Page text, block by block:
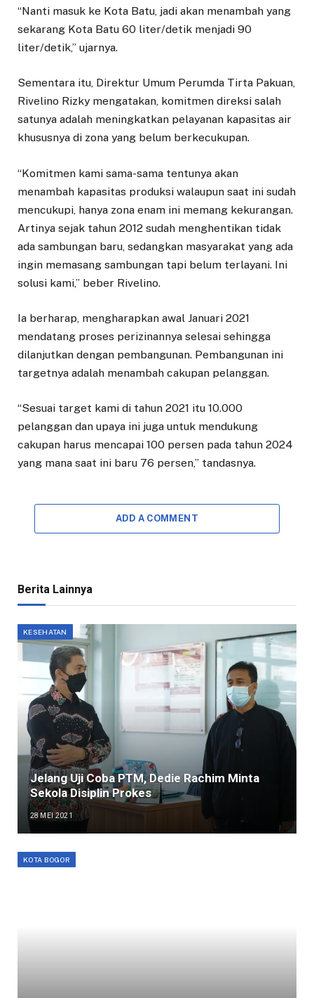
“Nanti masuk ke Kota Batu, jadi akan menambah yang
sekarang Kota Batu 60 liter/detik menjadi 90
liter/detik,” ujarnya.
Sementara itu, Direktur Umum Perumda Tirta Pakuan,
Rivelino Rizky mengatakan, komitmen direksi salah
satunya adalah meningkatkan pelayanan kapasitas air
khususnya di zona yang belum berkecukupan.
“Komitmen kami sama-sama tentunya akan
menambah kapasitas produksi walaupun saat ini sudah
mencukupi, hanya zona enam ini memang kekurangan.
Artinya sejak tahun 2012 sudah menghentikan tidak
ada sambungan baru, sedangkan masyarakat yang ada
ingin memasang sambungan tapi belum terlayani. Ini
solusi kami,” beber Rivelino.
Ia berharap, mengharapkan awal Januari 2021
mendatang proses perizinannya selesai sehingga
dilanjutkan dengan pembangunan. Pembangunan ini
targetnya adalah menambah cakupan pelanggan.
“Sesuai target kami di tahun 2021 itu 10.000
pelanggan dan upaya ini juga untuk mendukung
cakupan harus mencapai 100 persen pada tahun 2024
yang mana saat ini baru 76 persen,” tandasnya.
ADD A COMMENT
Berita Lainnya
KESEHATAN
Jelang Uji Coba PTM, Dedie Rachim Minta
Sekola Disiplin Prokes
28 MEI 2021
KOTA BOGOR